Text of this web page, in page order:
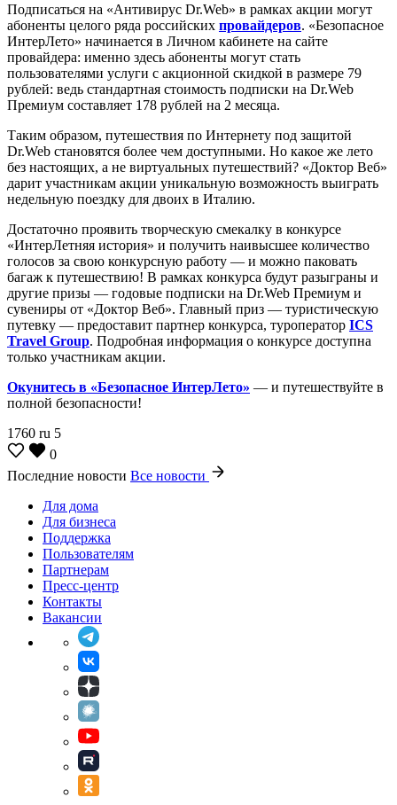
Подписаться на «Антивирус Dr.Web» в рамках акции могут
абоненты целого ряда российских провайдеров. «Безопасное
ИнтерЛето» начинается в Личном кабинете на сайте
провайдера: именно здесь абоненты могут стать
пользователями услуги с акционной скидкой в размере 79
рублей: ведь стандартная стоимость подписки на Dr.Web
Премиум составляет 178 рублей на 2 месяца.
Таким образом, путешествия по Интернету под защитой
Dr.Web становятся более чем доступными. Но какое же лето
без настоящих, а не виртуальных путешествий? «Доктор Веб»
дарит участникам акции уникальную возможность выиграть
недельную поездку для двоих в Италию.
Достаточно проявить творческую смекалку в конкурсе
«ИнтерЛетняя история» и получить наивысшее количество
голосов за свою конкурсную работу — и можно паковать
багаж к путешествию! В рамках конкурса будут разыграны и
другие призы — годовые подписки на Dr.Web Премиум и
сувениры от «Доктор Веб». Главный приз — туристическую
путевку — предоставит партнер конкурса, туроператор ICS
Travel Group. Подробная информация о конкурсе доступна
только участникам акции.
Окунитесь в «Безопасное ИнтерЛето» — и путешествуйте в
полной безопасности!
1760 ru 5
0
Последние новости Все новости
Для дома
Для бизнеса
Поддержка
Пользователям
Партнерам
Пресс-центр
Контакты
Вакансии